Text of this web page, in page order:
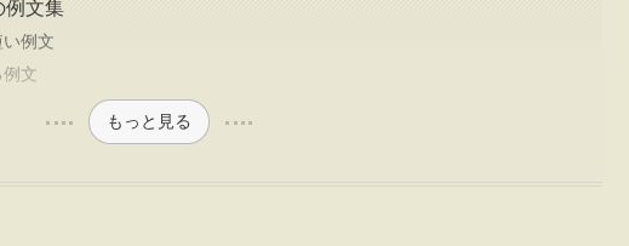
例文集
例文
文
もっと見る